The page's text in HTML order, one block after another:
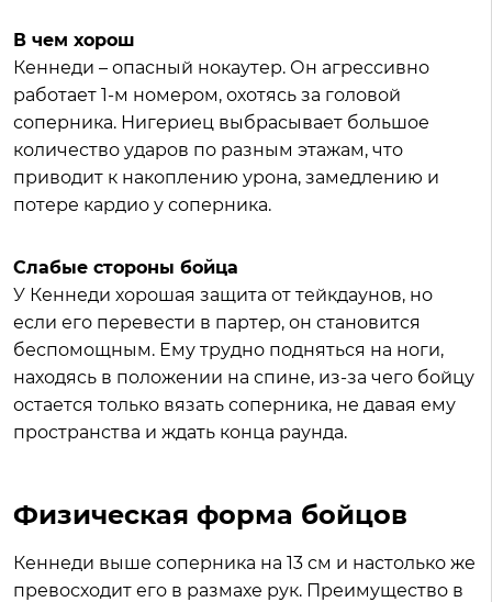
В чем хорош
Кеннеди – опасный нокаутер. Он агрессивно
работает 1-м номером, охотясь за головой
соперника. Нигериец выбрасывает большое
количество ударов по разным этажам, что
приводит к накоплению урона, замедлению и
потере кардио у соперника.
Слабые стороны бойца
У Кеннеди хорошая защита от тейкдаунов, но
если его перевести в партер, он становится
беспомощным. Ему трудно подняться на ноги,
находясь в положении на спине, из-за чего бойцу
остается только вязать соперника, не давая ему
пространства и ждать конца раунда.
Физическая форма бойцов
Кеннеди выше соперника на 13 см и настолько же
превосходит его в размахе рук. Преимущество в